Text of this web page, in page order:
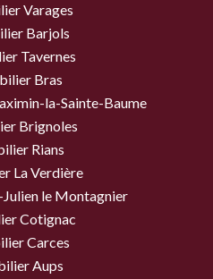
Varages
Barjols
Tavernes
Bras
la-Sainte-Baume
Brignoles
Rians
La Verdière
le Montagnier
Cotignac
Carces
Aups